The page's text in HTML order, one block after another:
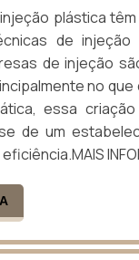
plástica
de
de injeção
no
essa
de um